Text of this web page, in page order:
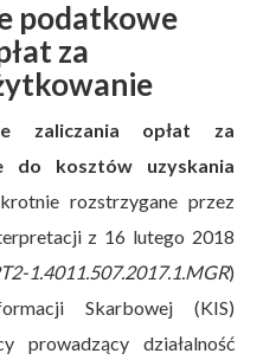
podatkowe
za
zaliczania opłat za
do kosztów uzyskania
rozstrzygane przez
z 16 lutego 2018
1.4011.507.2017.1.MGR)
Skarbowej (KIS)
prowadzący działalność